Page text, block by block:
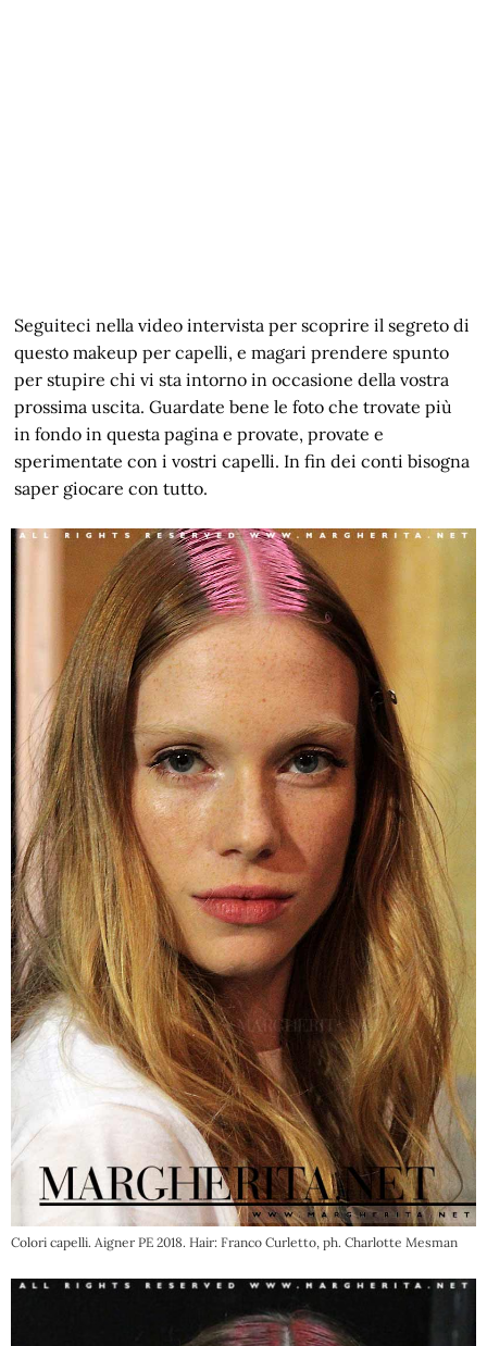
Seguiteci nella video intervista per scoprire il segreto di
questo makeup per capelli, e magari prendere spunto
per stupire chi vi sta intorno in occasione della vostra
prossima uscita. Guardate bene le foto che trovate più
in fondo in questa pagina e provate, provate e
sperimentate con i vostri capelli. In fin dei conti bisogna
saper giocare con tutto.
Colori capelli. Aigner PE 2018. Hair: Franco Curletto, ph. Charlotte Mesman